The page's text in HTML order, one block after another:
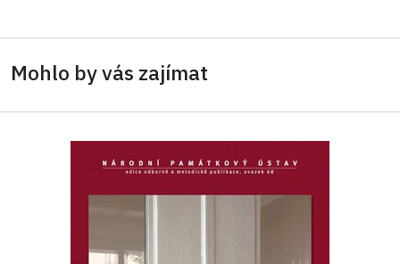
Mohlo by vás zajímat